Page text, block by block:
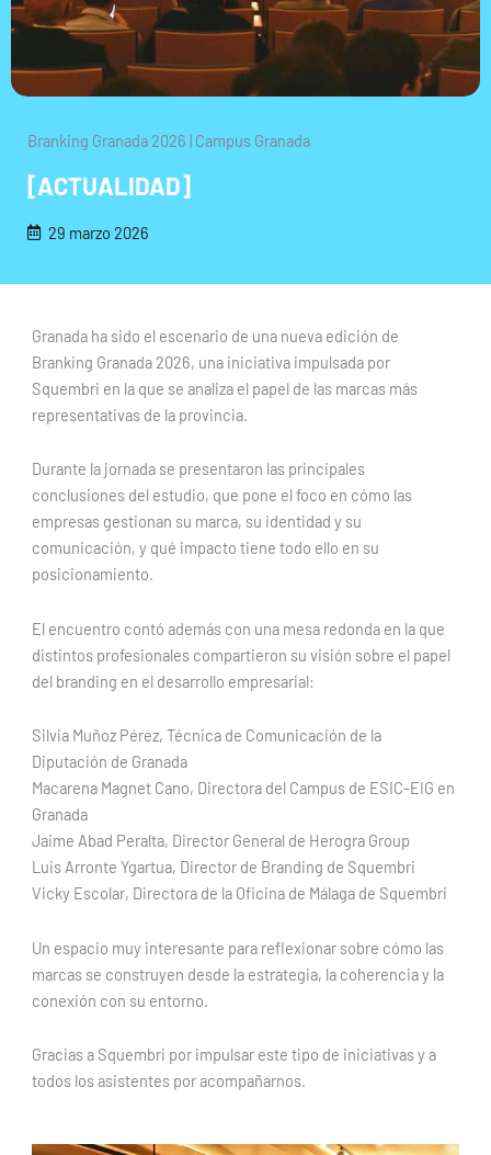
Branking Granada 2026 | Campus Granada
[ACTUALIDAD]
29 marzo 2026
Granada ha sido el escenario de una nueva edición de
Branking Granada 2026, una iniciativa impulsada por
Squembri en la que se analiza el papel de las marcas más
representativas de la provincia.
Durante la jornada se presentaron las principales
conclusiones del estudio, que pone el foco en cómo las
empresas gestionan su marca, su identidad y su
comunicación, y qué impacto tiene todo ello en su
posicionamiento.
El encuentro contó además con una mesa redonda en la que
distintos profesionales compartieron su visión sobre el papel
del branding en el desarrollo empresarial:
Silvia Muñoz Pérez, Técnica de Comunicación de la
Diputación de Granada
Macarena Magnet Cano, Directora del Campus de ESIC-EIG en
Granada
Jaime Abad Peralta, Director General de Herogra Group
Luis Arronte Ygartua, Director de Branding de Squembri
Vicky Escolar, Directora de la Oficina de Málaga de Squembri
Un espacio muy interesante para reflexionar sobre cómo las
marcas se construyen desde la estrategia, la coherencia y la
conexión con su entorno.
Gracias a Squembri por impulsar este tipo de iniciativas y a
todos los asistentes por acompañarnos.